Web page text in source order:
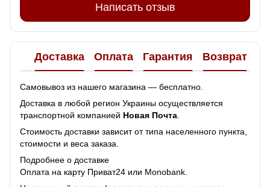
Написать отзыв
Доставка Оплата Гарантия Возврат
Самовывоз из нашего магазина — бесплатно.
Доставка в любой регион Украины осуществляется
транспортной компанией Новая Почта.
Стоимость доставки зависит от типа населенного пункта,
стоимости и веса заказа.
Подробнее о доставке
Оплата на карту Приват24 или Monobank.